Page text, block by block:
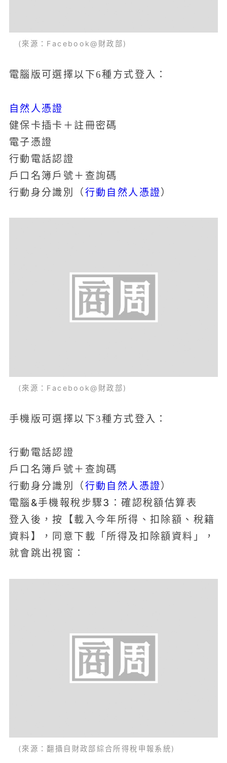
(來源：Facebook@財政部)
電腦版可選擇以下6種方式登入：
自然人憑證
健保卡插卡＋註冊密碼
電子憑證
行動電話認證
戶口名簿戶號＋查詢碼
行動身分識別（行動自然人憑證）
(來源：Facebook@財政部)
手機版可選擇以下3種方式登入：
行動電話認證
戶口名簿戶號＋查詢碼
行動身分識別（行動自然人憑證）
電腦&手機報稅步驟3：確認稅額估算表
登入後，按【載入今年所得、扣除額、稅籍
資料】，同意下載「所得及扣除額資料」，
就會跳出視窗：
(來源：翻攝自財政部綜合所得稅申報系統)